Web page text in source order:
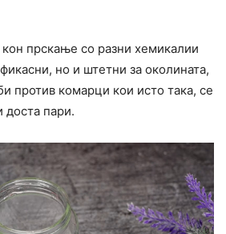
прскање со разни хемикалии
но и штетни за околината,
против комарци кои исто така, се
доста пари.